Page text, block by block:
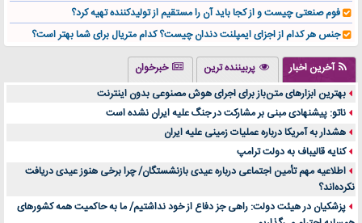
فوم صنعتی چیست و از کجا باید آن را مستقیم از تولیدکننده تهیه کرد؟
جنس هر کدام از اجزای ایمپلنت دندان چیست؟ کدام متریال برای شما بهتر است؟
تولید لیوان کاغذی یک کسب‌ و کار پر سود و رو‌ به‌ رشد در بازار ایران
درد زانو بعد از تمرین با تردمیل؟ شاید مشکل از این انتخاب باشد
آینده موسیقی هم‌اکنون در اینجاست
بهترین راه تبلیغات کلینیک زیبایی و افزایش مشتری کدام است؟
مقایسه قالب آسترا با وودمارت و فلت‌سام (فارسی)
خرید سمعک کارکرده یا دست دوم | نکات مهم قبل از تصمیم‌گیری
خرید و فروش قطعات سرور دست دوم در ماهان شبکه ایرانیان
اهمیت انتخاب بهترین وکیل در سعادت آباد برای پرونده‌های حساس و کلان
آخرین اخبار پربیننده ترین
خبرخوان
بهترین ابزارهای متن‌باز برای اجرای هوش مصنوعی بدون اینترنت
ناتو: پیشنهادی مبنی بر مشارکت در جنگ علیه ایران نشده است
هشدار به آمریکا درباره عملیات زمینی علیه ایران
کنایه قالیباف به دولت ترامپ
اطلاعیه مهم تأمین اجتماعی درباره عیدی بازنشستگان/ چرا برخی هنوز عیدی دریافت
نکرده‌اند؟
پزشکیان در هیئت دولت: راهی جز دفاع از خود نداشتیم/ ما به حاکمیت همه کشورهای